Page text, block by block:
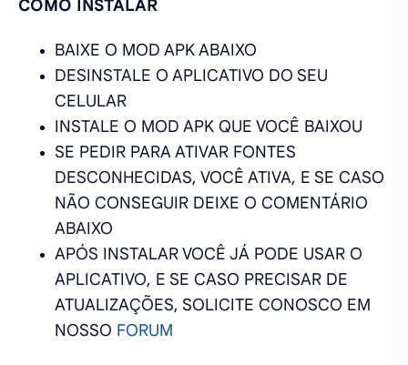
COMO INSTALAR
BAIXE O MOD APK ABAIXO
DESINSTALE O APLICATIVO DO SEU
CELULAR
INSTALE O MOD APK QUE VOCÊ BAIXOU
SE PEDIR PARA ATIVAR FONTES
DESCONHECIDAS, VOCÊ ATIVA, E SE CASO
NÃO CONSEGUIR DEIXE O COMENTÁRIO
ABAIXO
APÓS INSTALAR VOCÊ JÁ PODE USAR O
APLICATIVO, E SE CASO PRECISAR DE
ATUALIZAÇÕES, SOLICITE CONOSCO EM
NOSSO FORUM